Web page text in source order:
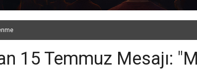
15 Temmuz Mesajı: